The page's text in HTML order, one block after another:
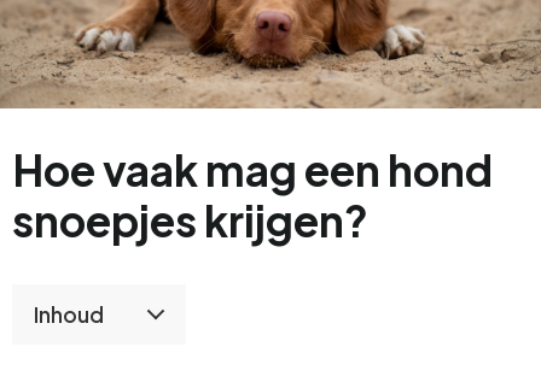
Hoe vaak mag een hond
snoepjes krijgen?
Inhoud